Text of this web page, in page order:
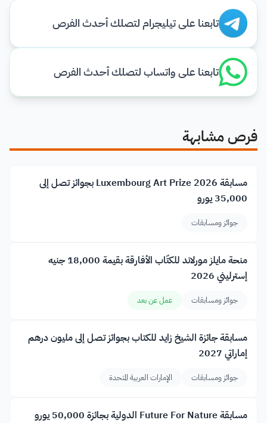
تابعنا على تيليجرام لتصلك أحدث الفرص
تابعنا على واتساب لتصلك أحدث الفرص
فرص مشابهة
مسابقة Luxembourg Art Prize 2026 بجوائز تصل إلى
35,000 يورو
جوائز ومسابقات
منحة مايلز مورلاند للكتّاب الأفارقة بقيمة 18,000 جنيه
إسترليني 2026
جوائز ومسابقات عمل عن بعد
مسابقة جائزة الشيخ زايد للكتاب بجوائز تصل إلى مليون درهم
إماراتي 2027
جوائز ومسابقات الإمارات العربية المتحدة
مسابقة Future For Nature الدولية بجائزة 50,000 يورو